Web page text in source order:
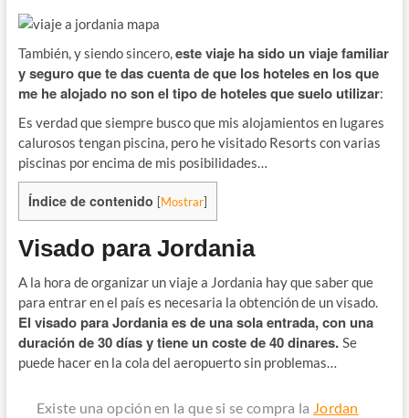
También, y siendo sincero,este viaje ha sido un viaje familiar
y seguro que te das cuenta de que los hoteles en los que
me he alojado no son el tipo de hoteles que suelo utilizar:
Es verdad que siempre busco que mis alojamientos en lugares
calurosos tengan piscina, pero he visitado Resorts con varias
piscinas por encima de mis posibilidades…
Índice de contenido [Mostrar]
Visado para Jordania
A la hora de organizar un viaje a Jordania hay que saber que
para entrar en el país es necesaria la obtención de un visado.
El visado para Jordania es de una sola entrada, con una
duración de 30 días y tiene un coste de 40 dinares. Se
puede hacer en la cola del aeropuerto sin problemas…
Existe una opción en la que si se compra la Jordan